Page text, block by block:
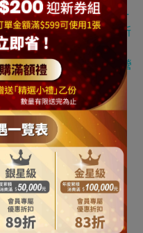
聖誕樹讓自己溫暖幸福一
松針葉聖誕樹,仔細都將所
適合擺放在家裡房間、
會佔太大位置，卻可以營
氣氛！
意事項
色松針葉 聖誕樹(高約
為105